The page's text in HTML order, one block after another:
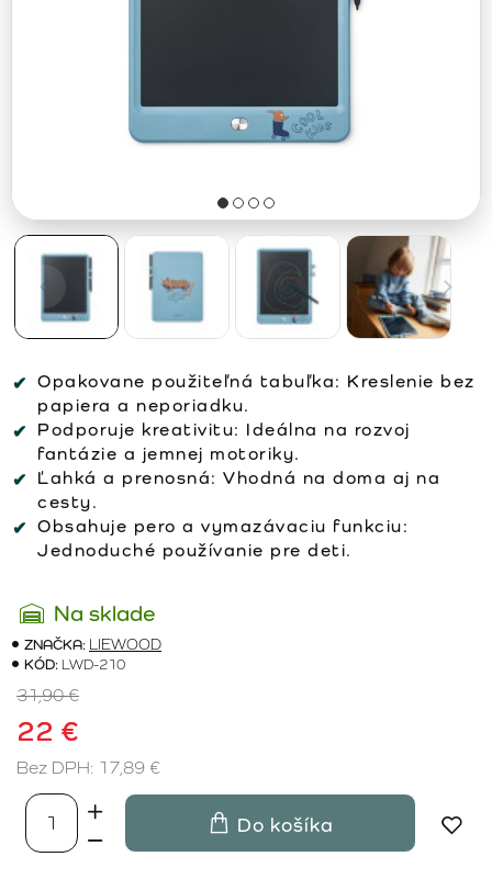
Opakovane použiteľná tabuľka: Kreslenie bez
papiera a neporiadku.
Podporuje kreativitu: Ideálna na rozvoj
fantázie a jemnej motoriky.
Ľahká a prenosná: Vhodná na doma aj na
cesty.
Obsahuje pero a vymazávaciu funkciu:
Jednoduché používanie pre deti.
Na sklade
ZNAČKA: LIEWOOD
KÓD: LWD-210
22 €
31,90 €
Bez DPH: 17,89 €
Do košíka